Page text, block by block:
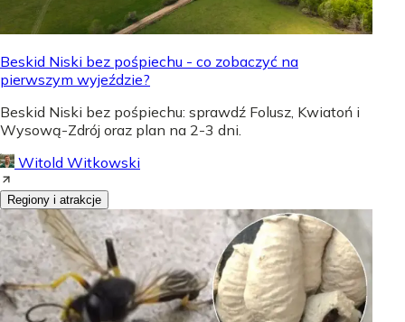
Beskid Niski bez pośpiechu - co zobaczyć na
pierwszym wyjeździe?
Beskid Niski bez pośpiechu: sprawdź Folusz, Kwiatoń i
Wysową-Zdrój oraz plan na 2-3 dni.
Witold Witkowski
Regiony i atrakcje